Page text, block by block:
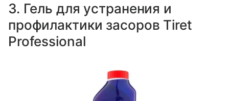
3. Гель для устранения и
профилактики засоров Tiret
Professional